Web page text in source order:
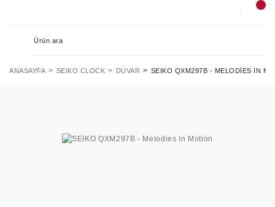
ANASAYFA SEIKO CLOCK DUVAR SEIKO QXM297B - MELODIES IN